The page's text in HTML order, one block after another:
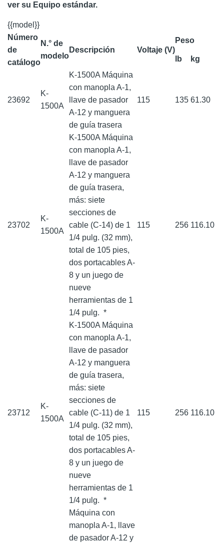
ver su Equipo estándar.
{{model}}
Número
de
catálogo
N.° de
modelo
Descripción Voltaje (V)
Peso
lb kg
23692
K-
1500A
K-1500A Máquina
con manopla A-1,
llave de pasador
A-12 y manguera
de guía trasera
115 135 61.30
23702
K-
1500A
K-1500A Máquina
con manopla A-1,
llave de pasador
A-12 y manguera
de guía trasera,
más: siete
secciones de
cable (C-14) de 1
1/4 pulg. (32 mm),
total de 105 pies,
dos portacables A-
8 y un juego de
nueve
herramientas de 1
1/4 pulg. *
115 256 116.10
23712
K-
1500A
K-1500A Máquina
con manopla A-1,
llave de pasador
A-12 y manguera
de guía trasera,
más: siete
secciones de
cable (C-11) de 1
1/4 pulg. (32 mm),
total de 105 pies,
dos portacables A-
8 y un juego de
nueve
herramientas de 1
1/4 pulg. *
115 256 116.10
Máquina con
manopla A-1, llave
de pasador A-12 y